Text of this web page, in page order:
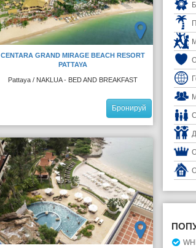
CENTARA GRAND MIRAGE BEACH RESORT
PATTAYA
Pattaya / NAKLUA - BED AND BREAKFAST
Бронируй